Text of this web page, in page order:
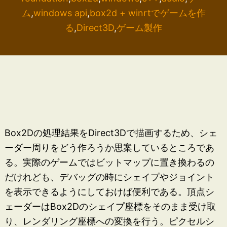
ム,windows api,box2d + winrtでゲームを作
る,Direct3D,ゲーム製作
Box2Dの処理結果をDirect3Dで描画するため、シェ
ーダー周りをどう作ろうか思案しているところであ
る。実際のゲームではビットマップに置き換わるの
だけれども、デバッグの時にシェイプやジョイント
を表示できるようにしておけば便利である。頂点シ
ェーダーはBox2Dのシェイプ座標をそのまま受け取
り、レンダリング座標への変換を行う。ピクセルシ